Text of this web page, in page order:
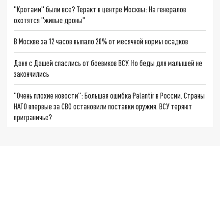
"Кротами" были все? Теракт в центре Москвы: На генералов
охотятся "живые дроны"
В Москве за 12 часов выпало 20% от месячной нормы осадков
Даня с Дашей спаслись от боевиков ВСУ. Но беды для малышей не
закончились
"Очень плохие новости": Большая ошибка Palantir в России. Страны
НАТО впервые за СВО остановили поставки оружия. ВСУ теряют
приграничье?